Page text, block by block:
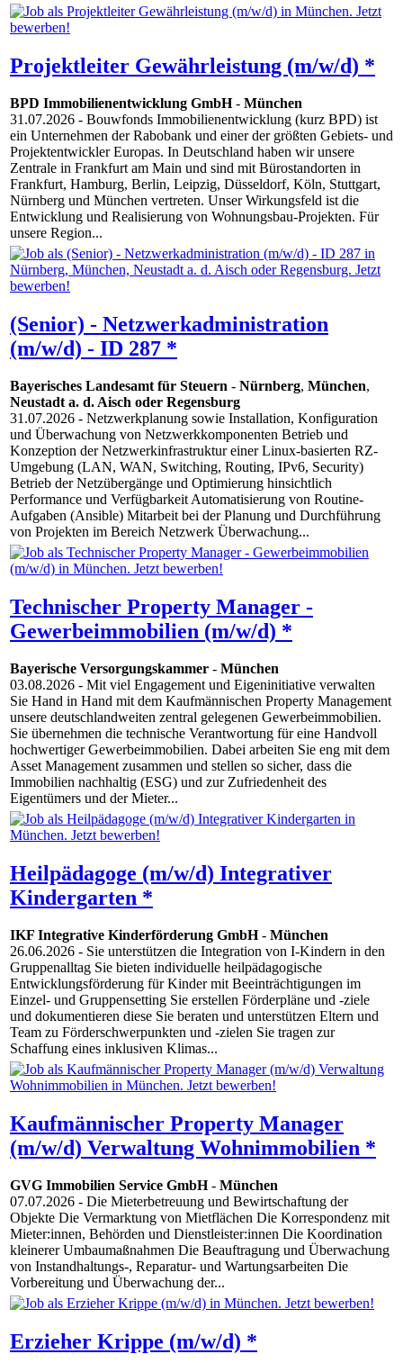
Projektleiter Gewährleistung (m/w/d) *
BPD Immobilienentwicklung GmbH- München
31.07.2026 - Bouwfonds Immobilienentwicklung (kurz BPD) ist
ein Unternehmen der Rabobank und einer der größten Gebiets- und
Projektentwickler Europas. In Deutschland haben wir unsere
Zentrale in Frankfurt am Main und sind mit Bürostandorten in
Frankfurt, Hamburg, Berlin, Leipzig, Düsseldorf, Köln, Stuttgart,
Nürnberg und München vertreten. Unser Wirkungsfeld ist die
Entwicklung und Realisierung von Wohnungsbau-Projekten. Für
unsere Region...
(Senior) - Netzwerkadministration
(m/w/d) - ID 287 *
Bayerisches Landesamt für Steuern - Nürnberg, München,
Neustadt a. d. Aisch oder Regensburg
31.07.2026 - Netzwerkplanung sowie Installation, Konfiguration
und Überwachung von Netzwerkkomponenten Betrieb und
Konzeption der Netzwerkinfrastruktur einer Linux-basierten RZ-
Umgebung (LAN, WAN, Switching, Routing, IPv6, Security)
Betrieb der Netzübergänge und Optimierung hinsichtlich
Performance und Verfügbarkeit Automatisierung von Routine-
Aufgaben (Ansible) Mitarbeit bei der Planung und Durchführung
von Projekten im Bereich Netzwerk Überwachung...
Technischer Property Manager -
Gewerbeimmobilien (m/w/d) *
Bayerische Versorgungskammer - München
03.08.2026 - Mit viel Engagement und Eigeninitiative verwalten
Sie Hand in Hand mit dem Kaufmännischen Property Management
unsere deutschlandweiten zentral gelegenen Gewerbeimmobilien.
Sie übernehmen die technische Verantwortung für eine Handvoll
hochwertiger Gewerbeimmobilien. Dabei arbeiten Sie eng mit dem
Asset Management zusammen und stellen so sicher, dass die
Immobilien nachhaltig (ESG) und zur Zufriedenheit des
Eigentümers und der Mieter...
Heilpädagoge (m/w/d) Integrativer
Kindergarten *
IKF Integrative Kinderförderung GmbH- München
26.06.2026 - Sie unterstützen die Integration von I-Kindern in den
Gruppenalltag Sie bieten individuelle heilpädagogische
Entwicklungsförderung für Kinder mit Beeinträchtigungen im
Einzel- und Gruppensetting Sie erstellen Förderpläne und -ziele
und dokumentieren diese Sie beraten und unterstützen Eltern und
Team zu Förderschwerpunkten und -zielen Sie tragen zur
Schaffung eines inklusiven Klimas...
Kaufmännischer Property Manager
(m/w/d) Verwaltung Wohnimmobilien *
GVG Immobilien Service GmbH- München
07.07.2026 - Die Mieterbetreuung und Bewirtschaftung der
Objekte Die Vermarktung von Mietflächen Die Korrespondenz mit
Mieter:innen, Behörden und Dienstleister:innen Die Koordination
kleinerer Umbaumaßnahmen Die Beauftragung und Überwachung
von Instandhaltungs-, Reparatur- und Wartungsarbeiten Die
Vorbereitung und Überwachung der...
Erzieher Krippe (m/w/d) *